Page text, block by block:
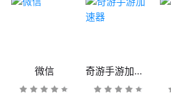
微信 奇游手游加速器